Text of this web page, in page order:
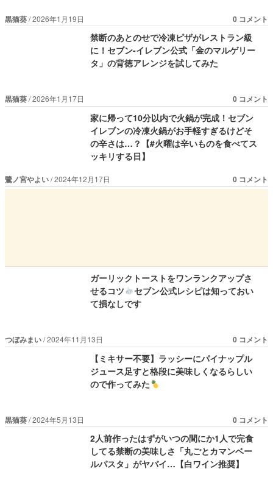
黒猫葵 2026年1月19日 0 コメント
禁断のあとのせで冷凍ピザがレストラン級
に！セブン-イレブン公式「金のマルゲリー
タ」の背徳アレンジを試してみた
黒猫葵 2026年1月17日 0 コメント
家に帰って10分以内で火鍋が完成！セブン
イレブンの冷凍火鍋がお手軽すぎるけどそ
の辛さは…？【#火曜は辛いものを食べてス
ッキリする日】
鷺ノ宮やよい 2024年12月17日 0 コメント
ガーリックトーストをワンランクアップさ
せるコツ
セブン公式レシピは知っておい
て損なしです
つぼみまい 2024年11月13日 0 コメント
【ミキサー不要】ラッシーにパイナップル
ジュース足すと格段に美味しくなるらしい
ので作ってみた
黒猫葵 2024年5月13日 0 コメント
2人前作ったはずがいつの間にか1人で完食
してる禁断の美味しさ「丸ごとカマンベー
ルパスタ」がヤバイ…【白ワイン推奨】